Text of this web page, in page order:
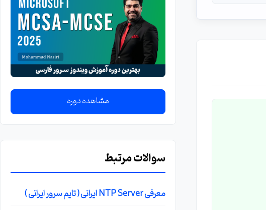
مشاهده دوره
سوالات مرتبط
معرفی NTP Server ایرانی ( تایم سرور ایرانی )